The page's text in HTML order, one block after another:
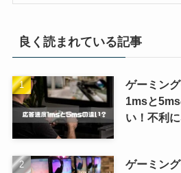
良く読まれている記事
ゲーミン
1msと
い！不利
ゲーミン